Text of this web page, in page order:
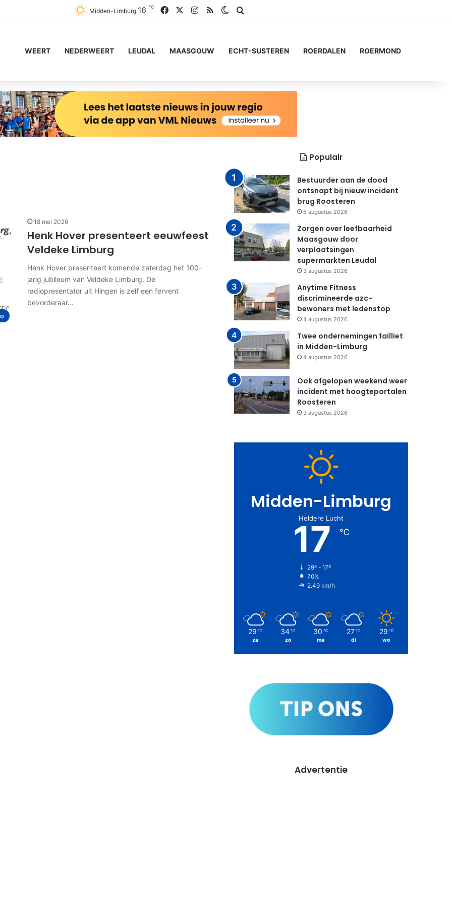
Midden-Limburg 16 ℃ FacebookInstagram
RSS Switch skin
WEERT NEDERWEERT LEUDAL MAASGOUW ECHT-SUSTEREN ROERDALEN ROERMOND
18 mei 2026
Henk Hover presenteert eeuwfeest
Veldeke Limburg
Henk Hover presenteert komende zaterdag het 100-
jarig jubileum van Veldeke Limburg. De
radiopresentator uit Hingen is zelf een fervent
bevorderaar…
Populair
Bestuurder aan de dood
ontsnapt bij nieuw incident
brug Roosteren
5 augustus 2026
Zorgen over leefbaarheid
Maasgouw door
verplaatsingen
supermarkten Leudal
3 augustus 2026
Anytime Fitness
discrimineerde azc-
bewoners met ledenstop
4 augustus 2026
Twee ondernemingen failliet
in Midden-Limburg
4 augustus 2026
Ook afgelopen weekend weer
incident met hoogteportalen
Roosteren
3 augustus 2026
Midden-Limburg
Heldere Lucht
17 ℃
29º - 17º
70%
2.49 km/h
29 ℃
za
34 ℃
zo
30 ℃
ma
27 ℃
di
29 ℃
wo
Advertentie